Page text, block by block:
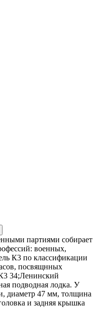
партиями собирает
военных,
К3 по классификации
посвящнных
34;Ленинский
подводная лодка. У
диаметр 47 мм, толщина
и задняя крышка